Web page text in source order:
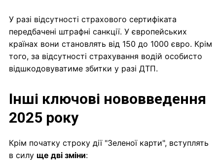
У разі відсутності страхового сертифіката
передбачені штрафні санкції. У європейських
країнах вони становлять від 150 до 1000 євро. Крім
того, за відсутності страхування водій особисто
відшкодовуватиме збитки у разі ДТП.
Інші ключові нововведення
2025 року
Крім початку строку дії "Зеленої карти", вступлять
в силу ще дві зміни: